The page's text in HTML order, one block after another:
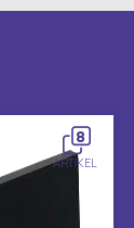
8
ARTIKEL